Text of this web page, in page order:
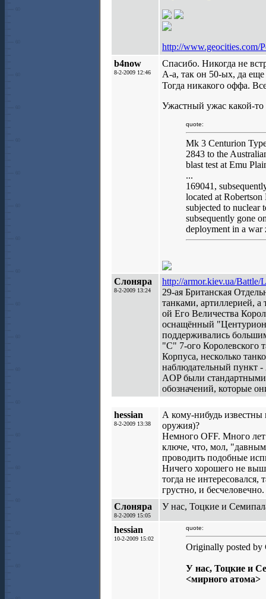
http://www.geocities.com/
b4now
8-2-2009 12:46
Спасибо. Никогда не
А-а, так он 50-ых, да
Тогда никакого оффа.
Ужастный ужас какой-то
quote:
Mk 3 Centurion
2843 to the
blast test at Emu
...
169041,
located at
subjected to nuclear
subsequently gone
deployment in a war
Слоняра
8-2-2009 13:24
http://armor.kiev.ua/Battle/
29-ая Британская
танками, артиллерией,
ой Его Величества
оснащённый
поддерживались
"C" 7-ого Королевского
Корпуса, несколько
наблюдательный пункт
AOP были стандартными
обозначений, которые
hessian
8-2-2009 13:38
А кому-нибудь
оружия)?
Немного OFF. Много лет
ключе, что, мол,
проводить подобные
Ничего хорошего не
тогда не
грустно, и бесчеловечно.
Слоняра
8-2-2009 15:05
У нас, Тоцкие и
hessian
10-2-2009 15:02
quote:
Originally posted by
У нас, Тоцкие и
<мирного атома>